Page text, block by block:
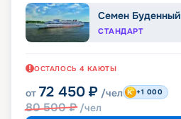
Семен Буденный
СТАНДАРТ
ОСТАЛОСЬ 4 КАЮТЫ
от 72 450 ₽ /чел
80 500₽ /чел
+1 000